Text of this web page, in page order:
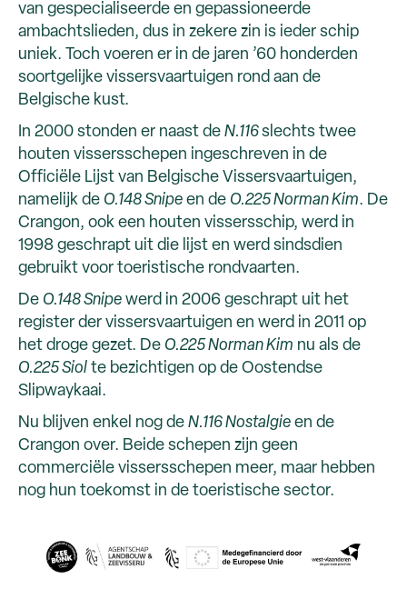
van gespecialiseerde en gepassioneerde
ambachtslieden, dus in zekere zin is ieder schip
uniek. Toch voeren er in de jaren ’60 honderden
soortgelijke vissersvaartuigen rond aan de
Belgische kust.
In 2000 stonden er naast de N.116slechts twee
houten vissersschepen ingeschreven in de
Officiële Lijst van Belgische Vissersvaartuigen,
namelijk de O.148 Snipe en de O.225 Norman Kim. De
Crangon, ook een houten vissersschip, werd in
1998 geschrapt uit die lijst en werd sindsdien
gebruikt voor toeristische rondvaarten.
De O.148 Snipe werd in 2006 geschrapt uit het
register der vissersvaartuigen en werd in 2011 op
het droge gezet. De O.225 Norman Kim nu als de
O.225 Siol te bezichtigen op de Oostendse
Slipwaykaai.
Nu blijven enkel nog de N.116 Nostalgie en de
Crangon over. Beide schepen zijn geen
commerciële vissersschepen meer, maar hebben
nog hun toekomst in de toeristische sector.